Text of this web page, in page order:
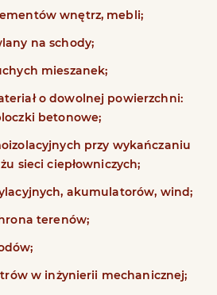
wnętrz, mebli;
na schody;
mieszanek;
o dowolnej powierzchni:
betonowe;
przy wykańczaniu
sieci ciepłowniczych;
akumulatorów, wind;
terenów;
w inżynierii mechanicznej;